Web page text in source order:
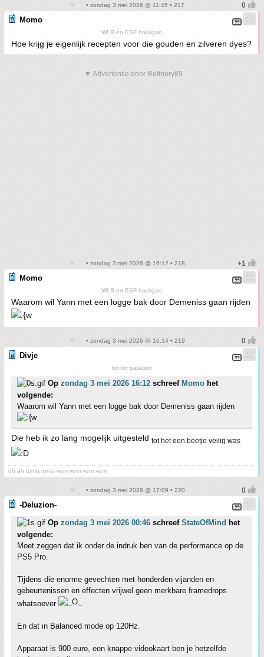
• zondag 3 mei 2026 @ 11:45 • 217
Momo
WLR en ESF hooligan
Hoe krijg je eigenlijk recepten voor die gouden en zilveren dyes?
▼ Advertentie door Refinery89
• zondag 3 mei 2026 @ 16:12 • 218
Momo
WLR en ESF hooligan
Waarom wil Yann met een logge bak door Demeniss gaan rijden
• zondag 3 mei 2026 @ 16:14 • 219
Divje
brr brr patapim
Op zondag 3 mei 2026 16:12 schreef Momo het
volgende:
Waarom wil Yann met een logge bak door Demeniss gaan rijden
Die heb ik zo lang mogelijk uitgesteld tot het een beetje veilig was
oh ah toma toma vem vem vem vem
• zondag 3 mei 2026 @ 17:09 • 220
-Deluzion-
Op zondag 3 mei 2026 00:46 schreef StateOfMind het
volgende:
Moet zeggen dat ik onder de indruk ben van de performance op de
PS5 Pro.
Tijdens die enorme gevechten met honderden vijanden en
gebeurtenissen en effecten vrijwel geen merkbare framedrops
whatsoever
En dat in Balanced mode op 120Hz.
Apparaat is 900 euro, een knappe videokaart ben je hetzelfde